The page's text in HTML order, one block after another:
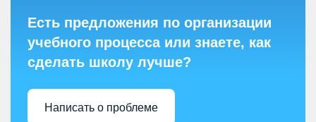
Есть предложения по организации
учебного процесса или знаете, как
сделать школу лучше?
Написать о проблеме